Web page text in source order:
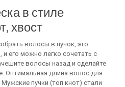
в стиле
хвост
волосы в пучок, это
и его можно легко сочетать с
волосы назад и сделайте
Оптимальная длина волос для
пучки (топ кнот) стали